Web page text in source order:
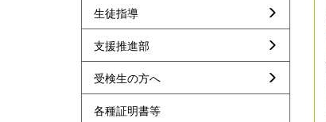
生徒指導
支援推進部
受検生の方へ
各種証明書等